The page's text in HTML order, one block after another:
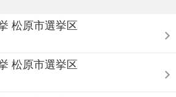
松原市選挙区
松原市選挙区